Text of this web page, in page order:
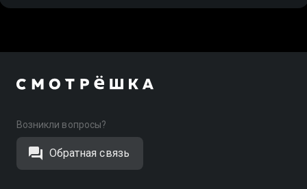
Возникли вопросы?
Обратная связь